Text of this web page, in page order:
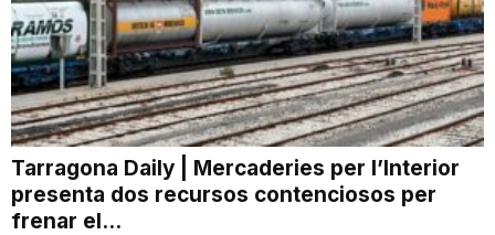
C
i
u
t
Tarragona Daily | Mercaderies per l’Interior
presenta dos recursos contenciosos per
frenar el...